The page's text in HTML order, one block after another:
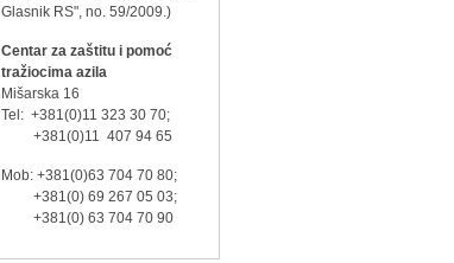
Glasnik RS", no. 59/2009.)
Centar za zaštitu i pomoć
tražiocima azila
Mišarska 16
Tel: +381(0)11 323 30 70;
+381(0)11 407 94 65
Mob: +381(0)63 704 70 80;
+381(0) 69 267 05 03;
+381(0) 63 704 70 90